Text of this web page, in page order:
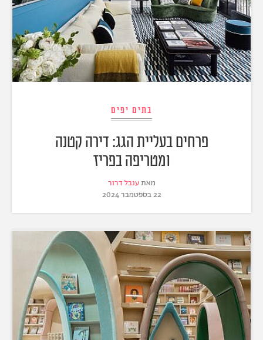
בתים יפים
פרחים בעליית הגג: דירה קטנה
ומטריפה בפריז
מאתענבל דרור
22 בספטמבר 2024